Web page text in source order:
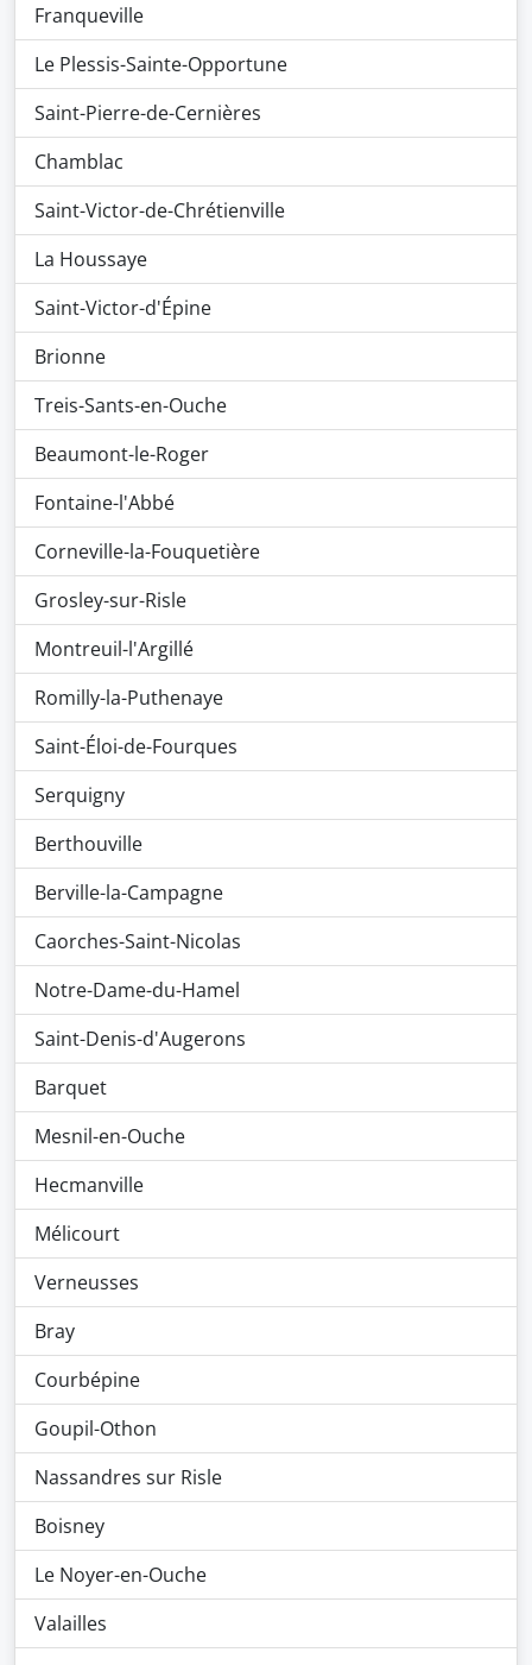
Franqueville
Le Plessis-Sainte-Opportune
Saint-Pierre-de-Cernières
Chamblac
Saint-Victor-de-Chrétienville
La Houssaye
Saint-Victor-d'Épine
Brionne
Treis-Sants-en-Ouche
Beaumont-le-Roger
Fontaine-l'Abbé
Corneville-la-Fouquetière
Grosley-sur-Risle
Montreuil-l'Argillé
Romilly-la-Puthenaye
Saint-Éloi-de-Fourques
Serquigny
Berthouville
Berville-la-Campagne
Caorches-Saint-Nicolas
Notre-Dame-du-Hamel
Saint-Denis-d'Augerons
Barquet
Mesnil-en-Ouche
Hecmanville
Mélicourt
Verneusses
Bray
Courbépine
Goupil-Othon
Nassandres sur Risle
Boisney
Le Noyer-en-Ouche
Valailles